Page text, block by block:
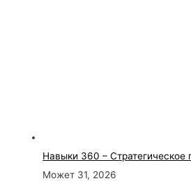
Навыки 360 – Стратегическое
Может 31, 2026